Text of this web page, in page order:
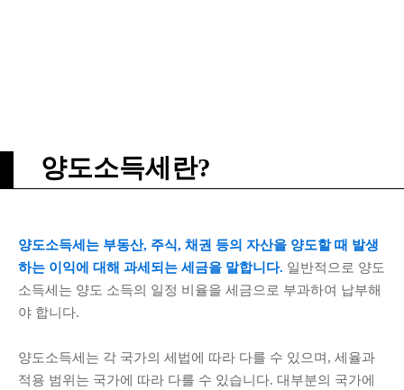
양도소득세란?
양도소득세는 부동산, 주식, 채권 등의 자산을 양도할 때 발생
하는 이익에 대해 과세되는 세금을 말합니다. 일반적으로 양도
소득세는 양도 소득의 일정 비율을 세금으로 부과하여 납부해
야 합니다.
양도소득세는 각 국가의 세법에 따라 다를 수 있으며, 세율과
적용 범위는 국가에 따라 다를 수 있습니다. 대부분의 국가에